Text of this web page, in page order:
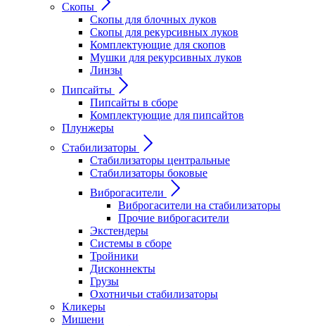
Скопы
Скопы для блочных луков
Скопы для рекурсивных луков
Комплектующие для скопов
Мушки для рекурсивных луков
Линзы
Пипсайты
Пипсайты в сборе
Комплектующие для пипсайтов
Плунжеры
Стабилизаторы
Стабилизаторы центральные
Стабилизаторы боковые
Виброгасители
Виброгасители на стабилизаторы
Прочие виброгасители
Экстендеры
Системы в сборе
Тройники
Дисконнекты
Грузы
Охотничьи стабилизаторы
Кликеры
Мишени